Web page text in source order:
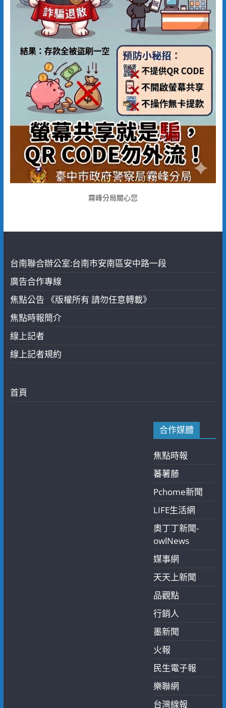
霧峰分局關心您
台南聯合辦公室:台南市安南區安中路一段
廣告合作專線
焦點公告 《版權所有 請勿任意轉載》
焦點時報簡介
線上記者
線上記者規約
首頁
合作媒體
焦點時報
蕃薯藤
Pchome新聞
LIFE生活網
奧丁丁新聞-
owlNews
媒事網
天天上新聞
品觀點
行銷人
墨新聞
火報
民生電子報
樂聯網
台灣線報